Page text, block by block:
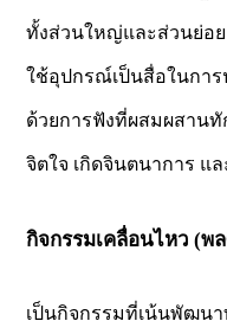
ทั้งส่วนใหญ่และส่วนย่อย
ใช้อุปกรณ์เป็นสื่อในการ
ด้วยการฟังที่ผสมผสาน
จิตใจ เกิดจินตนาการ แ
กิจกรรมเคลื่อนไหว (พ
เป็นกิจกรรมที่เน้นพัฒน